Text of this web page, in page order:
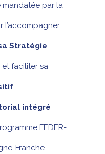
mandatée par la
l’accompagner
Stratégie
et faciliter sa
intégré
FEDER-
Franche-